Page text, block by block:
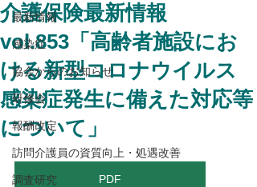
最新情報
感染症
協会からのお知らせ
研修会
報酬改定
訪問介護員の資質向上・処遇改善
調査研究
介護保険最新情報
vol.853「高齢者施設にお
ける新型コロナウイルス
感染症発生に備えた対応等
について」
PDF